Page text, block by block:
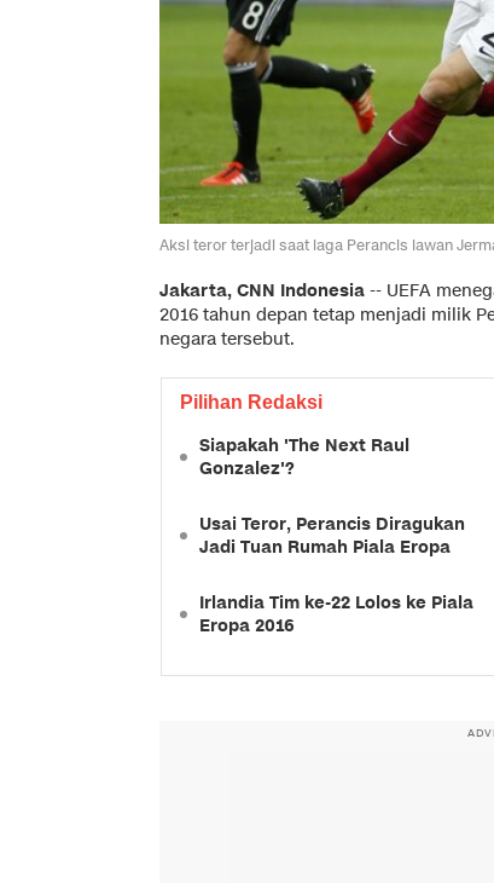
Aksi teror terjadi saat laga Perancis lawan
Jakarta, CNN Indonesia -- UEFA
2016 tahun depan tetap menjadi milik
negara tersebut.
Pilihan Redaksi
Siapakah 'The Next Raul
Gonzalez'?
Usai Teror, Perancis Diragukan
Jadi Tuan Rumah Piala Eropa
Irlandia Tim ke-22 Lolos ke Piala
Eropa 2016